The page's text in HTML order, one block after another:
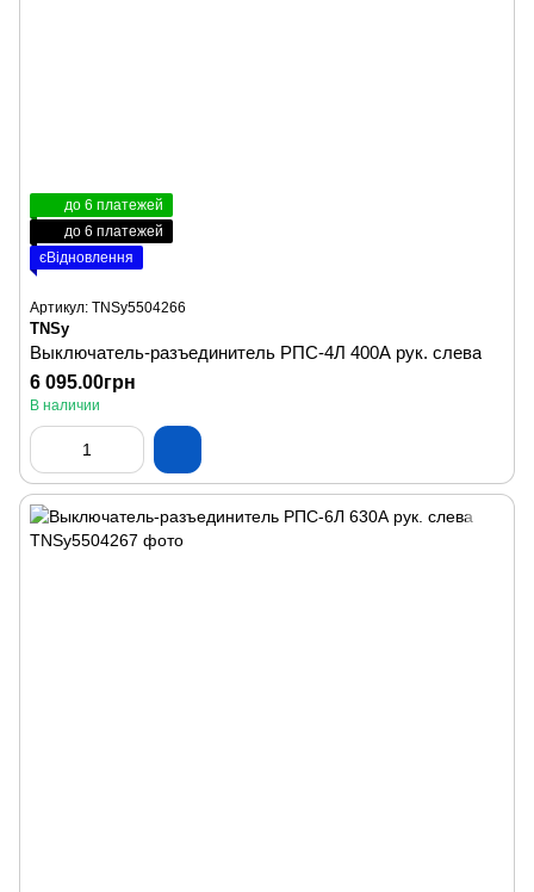
до 6 платежей
до 6 платежей
єВідновлення
Артикул: TNSy5504266
TNSy
Выключатель-разъединитель РПС-4Л 400А рук. слева
6 095.00грн
В наличии